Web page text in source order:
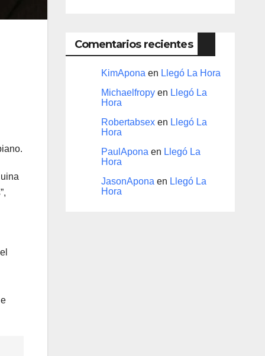
Comentarios recientes
KimAponaen Llegó La Hora
Michaelfropyen Llegó La
Hora
Robertabsexen Llegó La
Hora
PaulAponaen Llegó La
Hora
JasonAponaen Llegó La
Hora